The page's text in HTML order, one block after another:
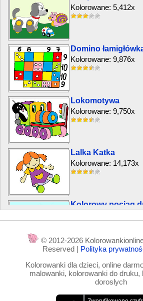
Kolorowane: 5,412x
Domino
Kolorowane: 9,876x
Lokomotywa
Kolorowane: 9,750x
Lalka Katka
Kolorowane: 14,173x
Kolorowy pociąg
Kolorowane: 1,617x
© 2012-2026
Reserved | Polityka
Kolorowanki dla dzieci, online
malowanki, kolorowanki do druku,
doroslych